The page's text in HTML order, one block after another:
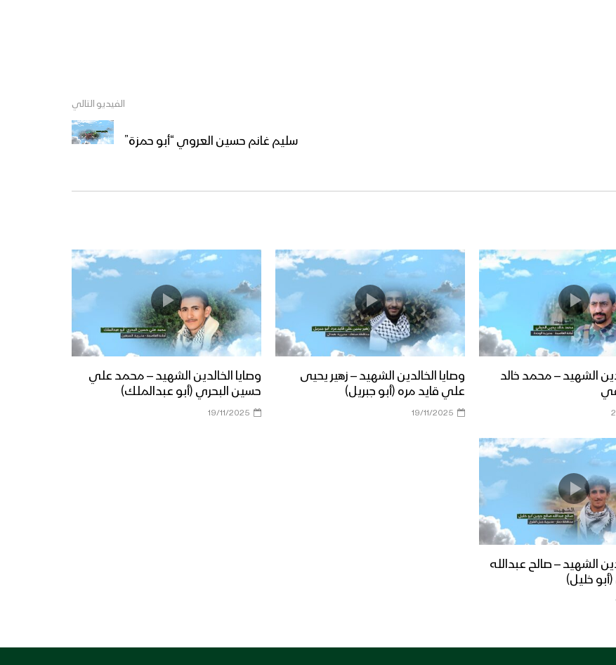
الفيديو التالي
سليم غانم حسين العروي “أبو حمزة”
الشهيد – محمد خالد
وصايا الخالدين الشهيد – زهير يحيى
علي قايد مره (أبو جبريل)
19/11/2025
وصايا الخالدين الشهيد – محمد علي
حسين البحري (أبو عبدالملك)
19/11/2025
الشهيد – صالح عبدالله
خليل)